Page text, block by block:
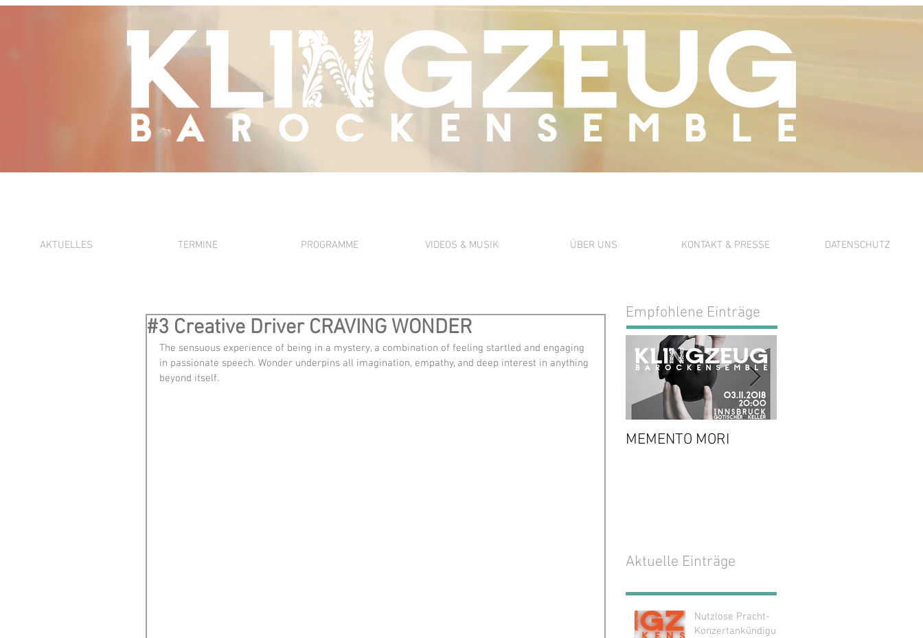
AKTUELLES TERMINE PROGRAMME VIDEOS & MUSIK ÜBER UNS KONTAKT & PRESSE DATENSCHUTZ
#3 Creative Driver CRAVING WONDER
The sensuous experience of being in a mystery, a combination of feeling startled and engaging
in passionate speech. Wonder underpins all imagination, empathy, and deep interest in anything
beyond itself.
Empfohlene Einträge
MEMENTO MORI
Aktuelle Einträge
Nutzlose Pracht-
Konzertankündigun